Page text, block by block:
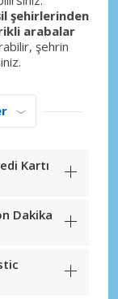
şehirlerinden
arabalar
şehrin
Kartı
Dakika